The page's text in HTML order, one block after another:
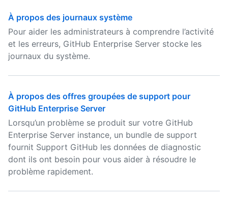
À propos des journaux système
Pour aider les administrateurs à comprendre l’activité
et les erreurs, GitHub Enterprise Server stocke les
journaux du système.
À propos des offres groupées de support pour
GitHub Enterprise Server
Lorsqu’un problème se produit sur votre GitHub
Enterprise Server instance, un bundle de support
fournit Support GitHub les données de diagnostic
dont ils ont besoin pour vous aider à résoudre le
problème rapidement.